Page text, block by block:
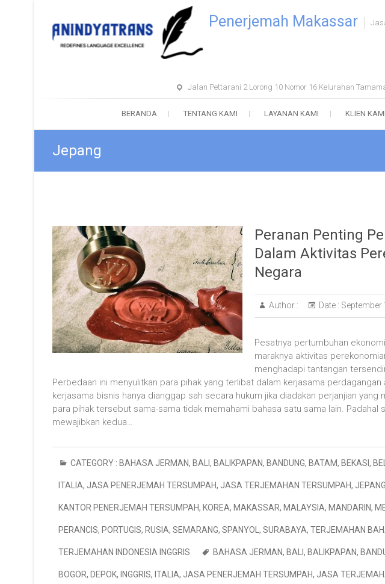
Penerjemah Makassar
Jalan Pettarani 2 Lorong 10 Nomor 16 Kelurahan
BERANDA TENTANG KAMI LAYANAN KAMI KLIEN KAMI
Jepang
Peranan Penting
Dalam Aktivitas
Negara
Author : Date : September
Pesatnya pertumbuhan
maraknya aktivitas
menghadapi tantangan
Perbedaan ini menyulitkan para pihak yang terlibat dalam kerjasama perdagangan
kerjasama bisnis hanya dianggap sah secara hukum jika diadakan perjanjian yang
para pihak tersebut sama-sama tidak memahami bahasa satu sama lain. Padahal
mewajibkan kedua…
CATEGORY : BAHASA JERMAN, BALI , BALIKPAPAN, BANDUNG, BATAM, BEKASI ,
ITALIA, JASA PENERJEMAH TERSUMPAH, JASA TERJEMAHAN TERSUMPAH, JEPANG
KANTOR PENERJEMAH TERSUMPAH, KOREA, MAKASSAR, MALAYSIA, MANDARIN,
PERANCIS, PORTUGIS, RUSIA, SEMARANG, SPANYOL , SURABAYA, TERJEMAHAN
TERJEMAHAN INDONESIA INGGRIS BAHASA JERMAN, BALI , BALIKPAPAN,
BOGOR, DEPOK, INGGRIS, ITALIA, JASA PENERJEMAH TERSUMPAH, JASA